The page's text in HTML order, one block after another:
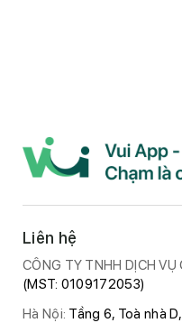
Liên hệ
CÔNG TY TNHH DỊCH VỤ
(MST: 0109172053)
Hà Nội: Tầng 6, Toà nhà